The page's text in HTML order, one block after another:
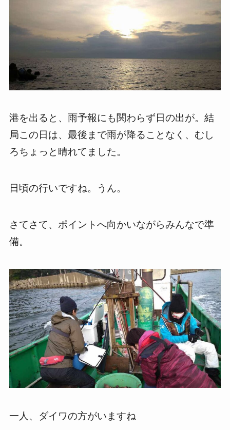
港を出ると、雨予報にも関わらず日の出が。結
局この日は、最後まで雨が降ることなく、むし
ろちょっと晴れてました。
日頃の行いですね。うん。
さてさて、ポイントへ向かいながらみんなで準
備。
一人、ダイワの方がいますね